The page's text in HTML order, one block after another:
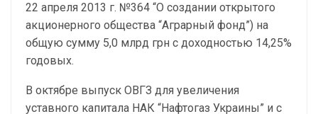
22 апреля 2013 г. №364 “О создании открытого
акционерного общества “Аграрный фонд”) на
общую сумму 5,0 млрд грн с доходностью 14,25%
годовых.
В октябре выпуск ОВГЗ для увеличения
уставного капитала НАК “Нафтогаз Украины” и с